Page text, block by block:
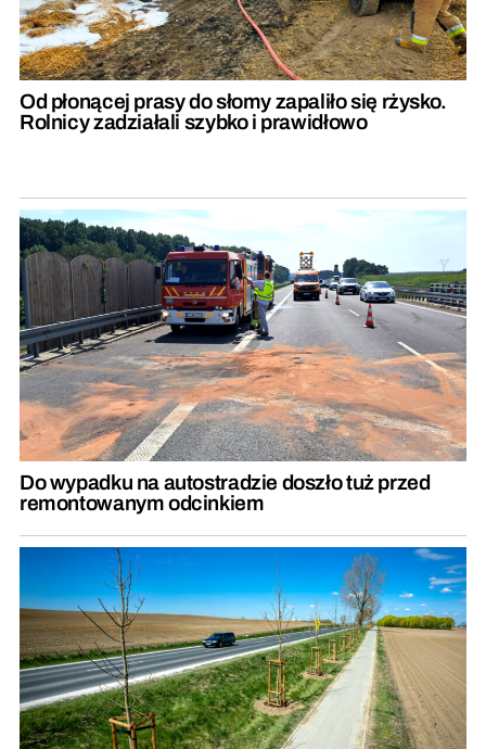
Od płonącej prasy do słomy zapaliło się rżysko.
Rolnicy zadziałali szybko i prawidłowo
Do wypadku na autostradzie doszło tuż przed
remontowanym odcinkiem